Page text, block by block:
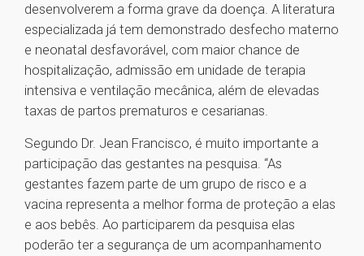
desenvolverem a forma grave da doença. A literatura
especializada já tem demonstrado desfecho materno
e neonatal desfavorável, com maior chance de
hospitalização, admissão em unidade de terapia
intensiva e ventilação mecânica, além de elevadas
taxas de partos prematuros e cesarianas.
Segundo Dr. Jean Francisco, é muito importante a
participação das gestantes na pesquisa. “As
gestantes fazem parte de um grupo de risco e a
vacina representa a melhor forma de proteção a elas
e aos bebês. Ao participarem da pesquisa elas
poderão ter a segurança de um acompanhamento